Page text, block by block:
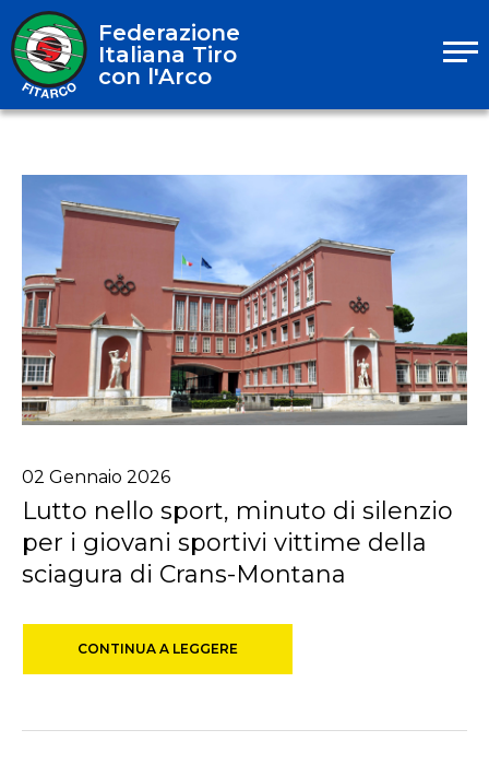
Federazione
Italiana Tiro
con l'Arco
02 Gennaio 2026
Lutto nello sport, minuto di silenzio
per i giovani sportivi vittime della
sciagura di Crans-Montana
CONTINUA A LEGGERE